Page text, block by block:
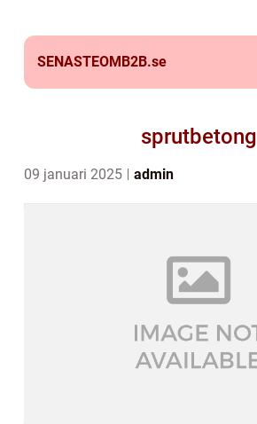
SENASTEOMB2B.se
sprutbetong
09 januari 2025 admin